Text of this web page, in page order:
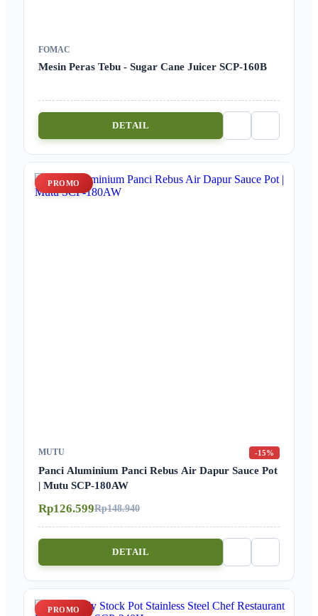
FOMAC
Mesin Peras Tebu - Sugar Cane Juicer SCP-160B
DETAIL
PROMO
MUTU -15%
Panci Aluminium Panci Rebus Air Dapur Sauce Pot
| Mutu SCP-180AW
Rp126.599Rp148.940
DETAIL
PROMO